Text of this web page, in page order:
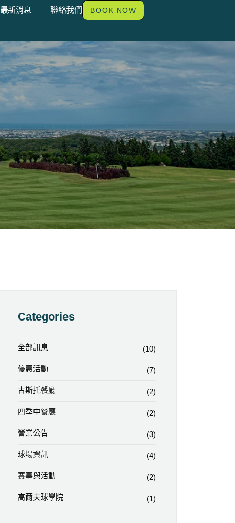
最新消息 聯絡我們 BOOK NOW
Categories
全部訊息 (10)
優惠活動 (7)
古斯托餐廳 (2)
四季中餐廳 (2)
營業公告 (3)
球場資訊 (4)
賽事與活動 (2)
高爾夫球學院 (1)